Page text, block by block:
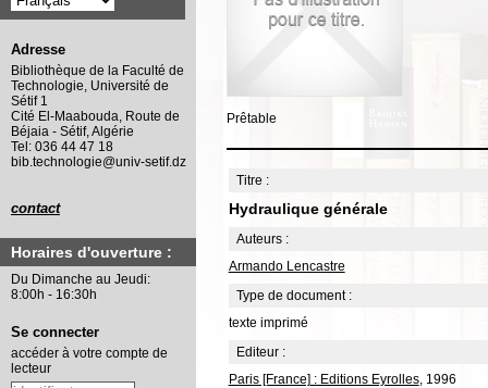
Prêtable
Titre :
Hydraulique générale
Auteurs :
Armando Lencastre
Type de document :
texte imprimé
Editeur :
Paris [France] : Editions Eyrolles, 1996
Adresse
Bibliothèque de la Faculté de
Technologie, Université de
Sétif 1
Cité El-Maabouda, Route de
Béjaia - Sétif, Algérie
Tel: 036 44 47 18
bib.technologie@univ-setif.dz
contact
Horaires d'ouverture :
Du Dimanche au Jeudi:
8:00h - 16:30h
Se connecter
accéder à votre compte de
lecteur